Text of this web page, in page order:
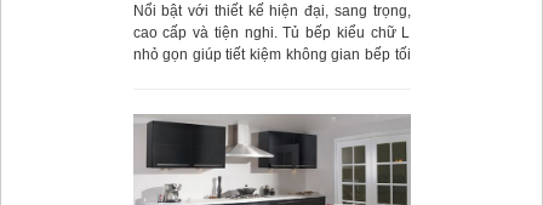
Nổi bật với thiết kế hiện đại, sang trọng,
cao cấp và tiện nghi. Tủ bếp kiểu chữ L
nhỏ gọn giúp tiết kiệm không gian bếp tối